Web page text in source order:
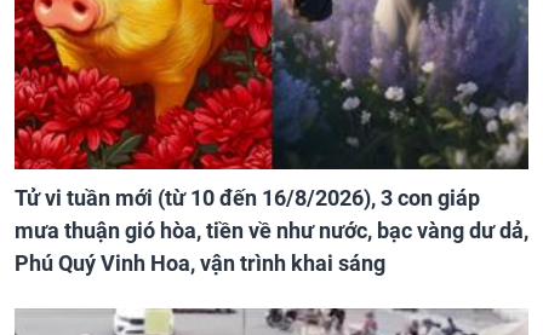
Tử vi tuần mới (từ 10 đến 16/8/2026), 3 con giáp
mưa thuận gió hòa, tiền về như nước, bạc vàng dư dả,
Phú Quý Vinh Hoa, vận trình khai sáng